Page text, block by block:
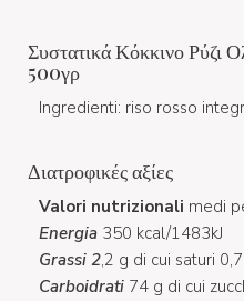
Συστατικά Κόκκινο Ρύζι
500γρ
Ingredienti: riso rosso
Διατροφικές αξίες
Valori nutrizionali medi
Energia 350 kcal/1483kJ
Grassi 2,2 g di cui saturi
Carboidrati 74 g di cui